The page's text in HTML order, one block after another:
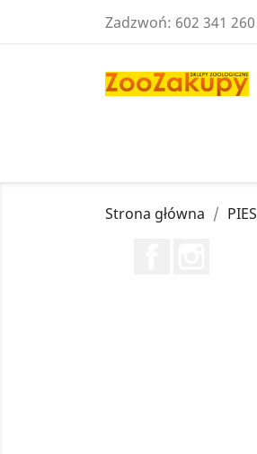
Zadzwoń: 602 341 260
Strona główna PIES